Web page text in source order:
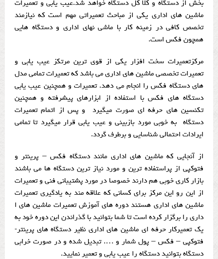
بخش از دستگاه و کلا کل دستگاه خواهد شد.عیب یابی و تعمیرات
ماشین های اداری یکی از مباحث تعمیراتی مهم است که نیازمند
تخصص کافی در زمینه کار با ماشی نهای اداری و دستگاه هایی
همچون فکس است.
مرکزتعمیرات سخت افزار یکی از قوی ترین مرتکز عیب یابی و
تعمیرات تخصصی ماشین های اداری می باشد که تعمیرات تمامی مدل
های دستگاه فکس را انجام می دهد. تعمیرات و همچنین عیب یابی
دستگاه های فکس با استفاده از ابزارهای پیشرفته و همچنین
تکنسین های حرفه ای صورت میگیرد و پس از اتمام تعمیرات
دستگاه به خوبی مورد بازبینی و عیب یابی قرار میگیرد تا تمامی
ایرادات احتمالی شناسایی و برطرف گردد.
از آنجایی که ماشین های اداری مانند دستگاه فکس – پرینتر و
فتوکپی از پراستفاده ترین و مورد نیاز ترین دستگاه ها می باشند
بازار کاری خوبی هم دارند خصوصا در مورد پشتیبانی فنی و تعمیرات
از این رو این مرکز برای کسانی که علاقه مند به یادگیری تعمیرات
ماشین های اداری هستند دوره های آموزش تعمیرات ماشین های ا
داری را برگزار کرده است تا شما بتوانید با گذراندن این دوره خود به
یک تعمیرکار حرفه ای ماشین های اداری نظیر دستگاه های پرینتر-
فتوکپی – فکس – پول شمار و …. تبدیل شده و در صورت خرابی
دستگاه بتوانید دستگاه را عیب یابی و تعمیر نمایید.